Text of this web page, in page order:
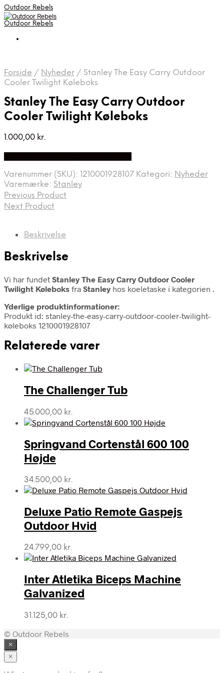
Outdoor Rebels
Outdoor Rebels
Forside / Nyheder / Stanley The Easy Carry Outdoor
Cooler Twilight Køleboks
Stanley The Easy Carry Outdoor
Cooler Twilight Køleboks
1.000,00 kr.
Varenummer (SKU): 1210001928107 Kategori: Nyheder
Varemærke: Stanley
Previous Product
Next Product
Beskrivelse
Beskrivelse
Vi har fundet Stanley The Easy Carry Outdoor Cooler
Twilight Køleboks fra Stanleyhos koeletaske i kategorien .
Yderlige produktinformationer:
Produkt id: stanley-the-easy-carry-outdoor-cooler-twilight-
køleboks 1210001928107
Relaterede varer
The Challenger Tub
45.000,00 kr.
Springvand Cortenstål 600 100
Højde
34.500,00 kr.
Deluxe Patio Remote Gaspejs
Outdoor Hvid
24.799,00 kr.
Inter Atletika Biceps Machine
Galvanized
31.125,00 kr.
© Outdoor Rebels
×
×